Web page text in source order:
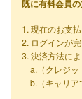
既に有料会員
1. 現在のお支
2. ログインが
3. 決済方法に
a.（クレジ
b.（キャリ